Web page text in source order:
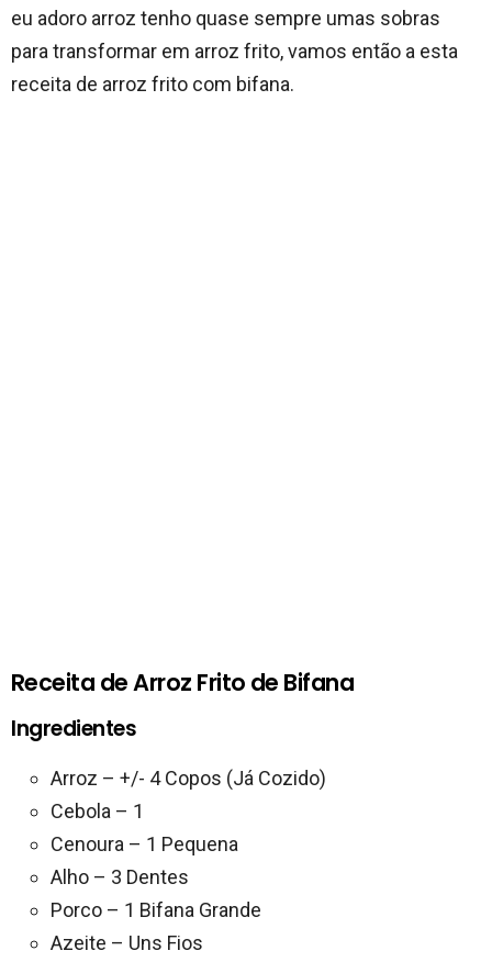
eu adoro arroz tenho quase sempre umas sobras
para transformar em arroz frito, vamos então a esta
receita de arroz frito com bifana.
Receita de Arroz Frito de Bifana
Ingredientes
Arroz – +/- 4 Copos (Já Cozido)
Cebola – 1
Cenoura – 1 Pequena
Alho – 3 Dentes
Porco – 1 Bifana Grande
Azeite – Uns Fios